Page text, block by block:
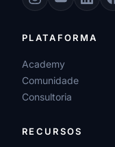
PLATAFORMA
Academy
Comunidade
Consultoria
RECURSOS